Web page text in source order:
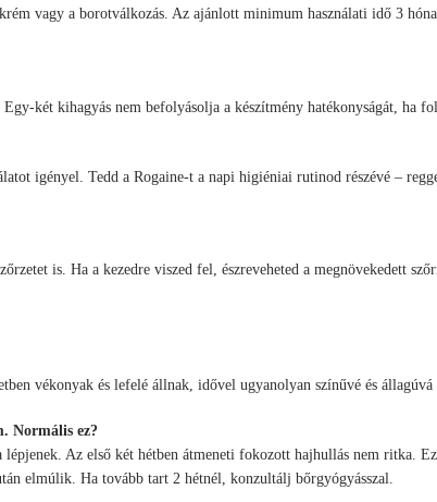
vagy a borotválkozás. Az ajánlott minimum használati idő 3
két kihagyás nem befolyásolja a készítmény hatékonyságát, ha
igényel. Tedd a Rogaine-t a napi higiéniai rutinod részévé –
is. Ha a kezedre viszed fel, észreveheted a megnövekedett
vékonyak és lefelé állnak, idővel ugyanolyan színűvé és
Normális ez?
Az első két hétben átmeneti fokozott hajhullás nem ritka.
elmúlik. Ha tovább tart 2 hétnél, konzultálj bőrgyógyásszal.